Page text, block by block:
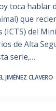
toca hablar
que
(ICTS) del
de Alta
serie,…
JIMÉNEZ CLAVERO